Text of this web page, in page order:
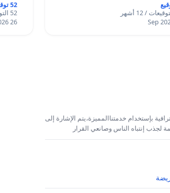
52 توقيع
52 التوقيعات / 12 أشهر
26 Mar 2026
بإستخدام خدمتناالمميزة،يتم الإشارة إلى
لجذب إنتباه الناس وصانعي القرار